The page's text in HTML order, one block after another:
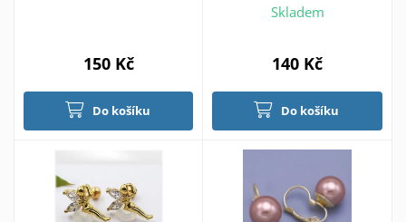
150 Kč
Do košíku
Skladem
140 Kč
Do košíku